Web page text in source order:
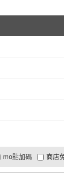
mo點加碼
大家電安心配
商店